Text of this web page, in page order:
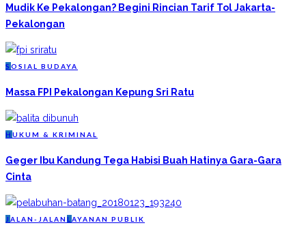
Mudik Ke Pekalongan? Begini Rincian Tarif Tol Jakarta-
Pekalongan
S OSIAL BUDAYA
Massa FPI Pekalongan Kepung Sri Ratu
H UKUM & KRIMINAL
Geger Ibu Kandung Tega Habisi Buah Hatinya Gara-Gara
Cinta
J ALAN-JALAN L AYANAN PUBLIK